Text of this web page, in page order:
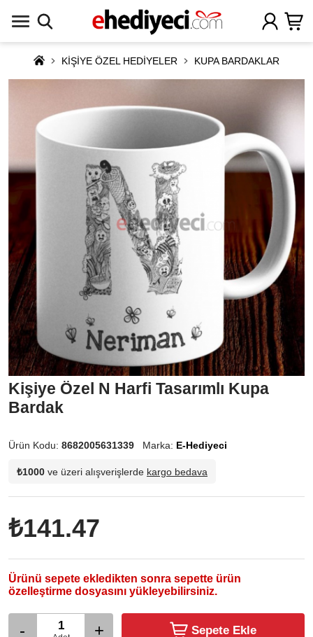
KİŞİYE ÖZEL HEDİYELER KUPA BARDAKLAR
Kişiye Özel N Harfi Tasarımlı Kupa
Bardak
Ürün Kodu: 8682005631339 Marka: E-Hediyeci
₺1000 ve üzeri alışverişlerde kargo bedava
₺141.47
Ürünü sepete ekledikten sonra sepette ürün
özelleştirme dosyasını yükleyebilirsiniz.
- + Sepete Ekle